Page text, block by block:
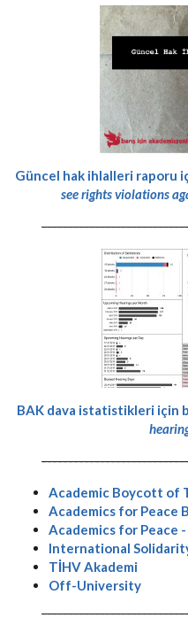
Güncel hak ihlalleri raporu
see rights violations
BAK dava istatistikleri için
Academic Boycott of
Academics for Peace
Academics for Peace
International
TİHV Akademi
Off-University